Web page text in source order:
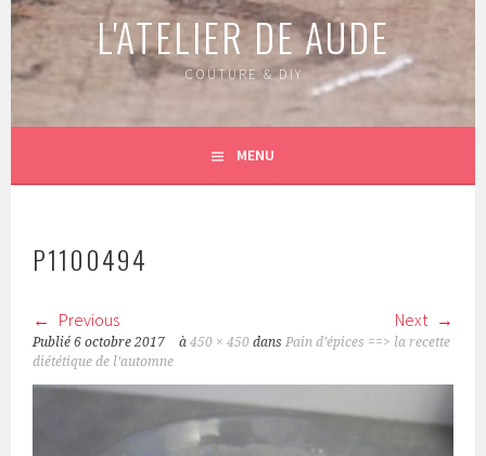
L'ATELIER DE AUDE
COUTURE & DIY
MENU
P1100494
Previous Next
Publié6 octobre 2017 à450 × 450 dansPain d’épices ==> la recette
diététique de l’automne